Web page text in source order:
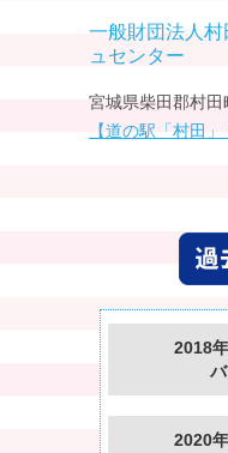
一般財団法人
ュセンター
宮城県柴田郡村
【道の駅「村田」
2018
2020